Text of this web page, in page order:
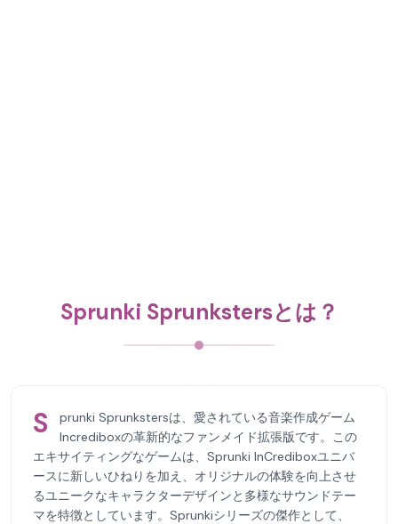
Sprunki Sprunkstersとは？
S
prunki Sprunkstersは、愛されている音楽作成ゲーム
Incrediboxの革新的なファンメイド拡張版です。この
エキサイティングなゲームは、Sprunki InCrediboxユニバ
ースに新しいひねりを加え、オリジナルの体験を向上させ
るユニークなキャラクターデザインと多様なサウンドテー
マを特徴としています。Sprunkiシリーズの傑作として、